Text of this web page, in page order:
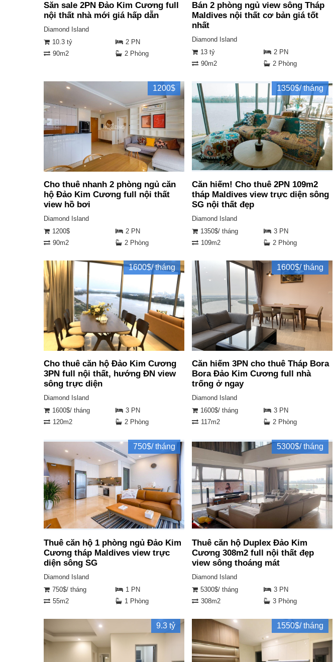
Săn sale 2PN Đảo Kim Cương full
nội thất nhà mới giá hấp dẫn
Diamond Island
10.3 tỷ
2 PN
90m2
2 Phòng
Bán 2 phòng ngủ view sông Tháp
Maldives nội thất cơ bản giá tốt
nhất
Diamond Island
13 tỷ
2 PN
90m2
2 Phòng
1200$
Cho thuê nhanh 2 phòng ngủ căn
hộ Đảo Kim Cương full nội thất
view hồ bơi
Diamond Island
1200$
2 PN
90m2
2 Phòng
1350$/ tháng
Căn hiếm! Cho thuê 2PN 109m2
tháp Maldives view trực diện sông
SG nội thất đẹp
Diamond Island
1350$/ tháng
3 PN
109m2
2 Phòng
1600$/ tháng
Cho thuê căn hộ Đảo Kim Cương
3PN full nội thất, hướng ĐN view
sông trực diện
Diamond Island
1600$/ tháng
3 PN
120m2
2 Phòng
1600$/ tháng
Căn hiếm 3PN cho thuê Tháp Bora
Bora Đảo Kim Cương full nhà
trống ở ngay
Diamond Island
1600$/ tháng
3 PN
117m2
2 Phòng
750$/ tháng
Thuê căn hộ 1 phòng ngủ Đảo Kim
Cương tháp Maldives view trực
diện sông SG
Diamond Island
750$/ tháng
1 PN
55m2
1 Phòng
5300$/ tháng
Thuê căn hộ Duplex Đảo Kim
Cương 308m2 full nội thất đẹp
view sông thoáng mát
Diamond Island
5300$/ tháng
3 PN
308m2
3 Phòng
9.3 tỷ 1550$/ tháng